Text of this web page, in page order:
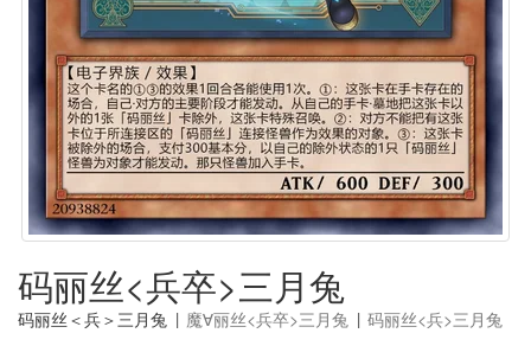
码丽丝<兵卒>三月兔
码丽丝＜兵＞三月兔 | 魔∀丽丝<兵卒>三月兔 | 码丽丝<兵>三月兔